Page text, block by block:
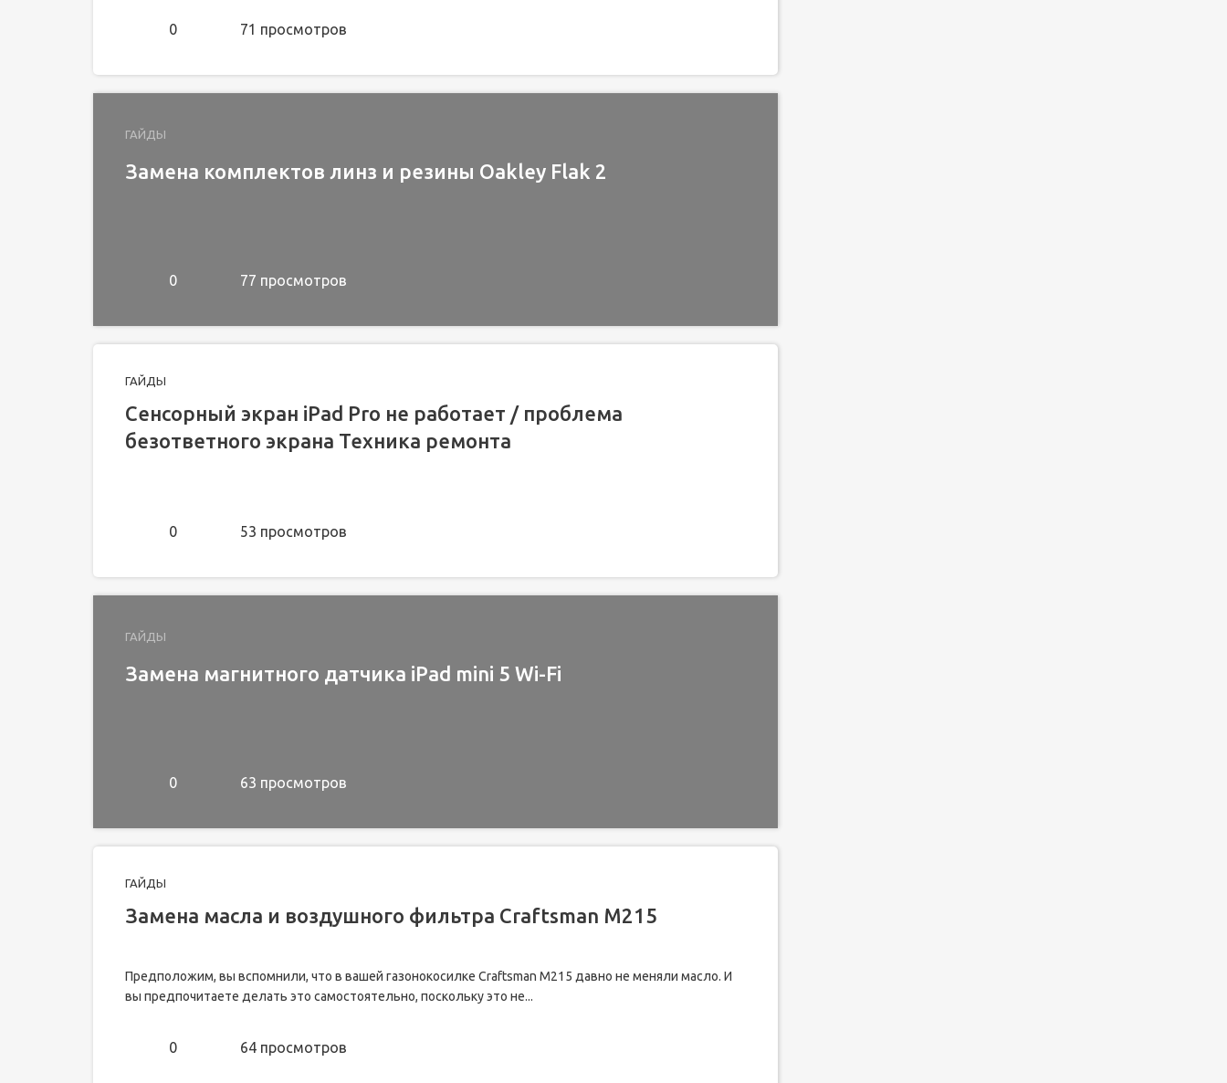
0 71 просмотров
ГАЙДЫ
Замена комплектов линз и резины Oakley Flak 2
0 77 просмотров
ГАЙДЫ
Сенсорный экран iPad Pro не работает / проблема
безответного экрана Техника ремонта
0 53 просмотров
ГАЙДЫ
Замена магнитного датчика iPad mini 5 Wi-Fi
0 63 просмотров
ГАЙДЫ
Замена масла и воздушного фильтра Craftsman M215
Предположим, вы вспомнили, что в вашей газонокосилке Craftsman M215 давно не меняли масло. И
вы предпочитаете делать это самостоятельно, поскольку это не...
0 64 просмотров